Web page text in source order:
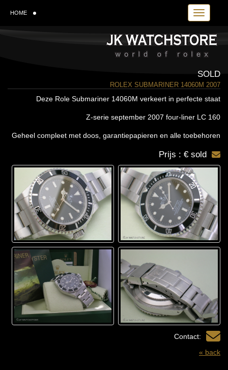
Toggle
HOME
SOLD
ROLEX SUBMARINER 14060M 2007
Deze Role Submariner 14060M verkeert in perfecte staat
Z-serie september 2007 four-liner LC 160
Geheel compleet met doos, garantiepapieren en alle toebehoren
Prijs : € sold
Contact:
« back